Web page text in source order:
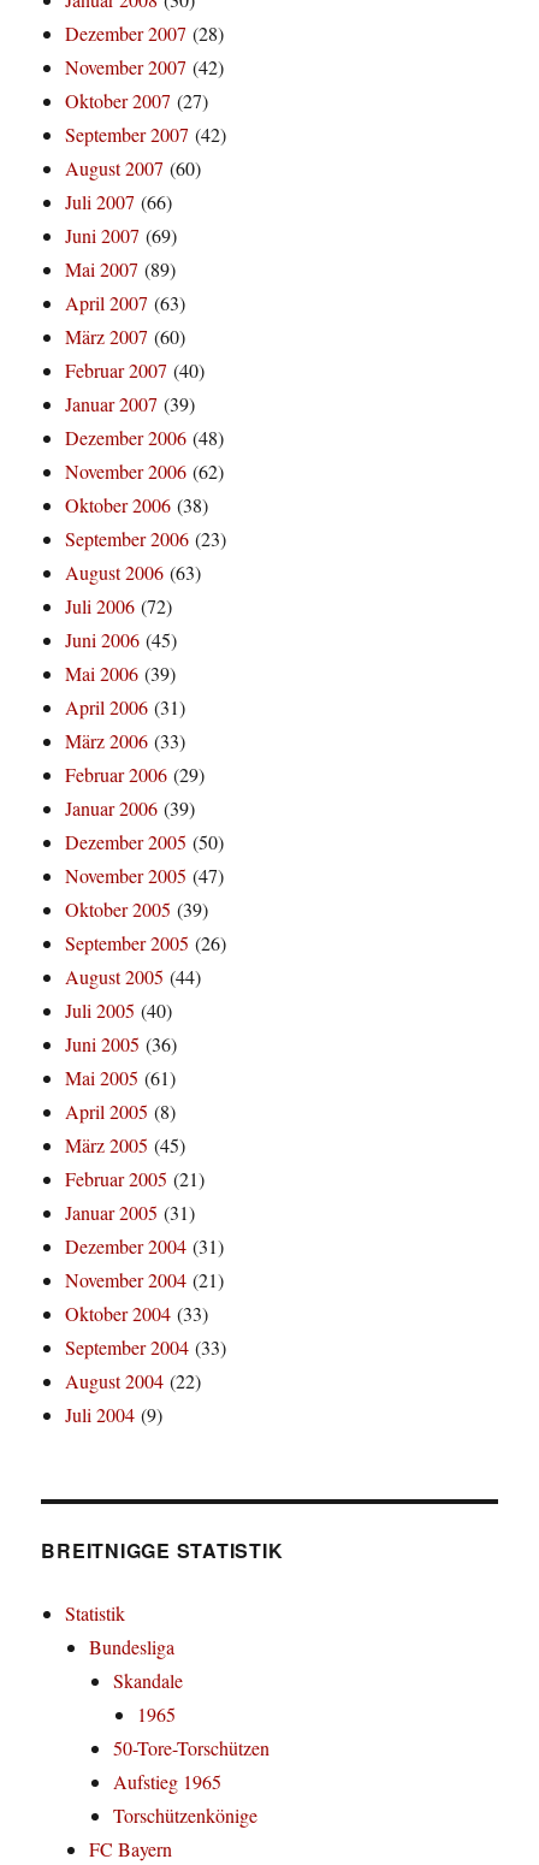
Dezember 2007 (28)
November 2007 (42)
Oktober 2007 (27)
September 2007 (42)
August 2007 (60)
Juli 2007 (66)
Juni 2007 (69)
Mai 2007 (89)
April 2007 (63)
März 2007 (60)
Februar 2007 (40)
Januar 2007 (39)
Dezember 2006 (48)
November 2006 (62)
Oktober 2006 (38)
September 2006 (23)
August 2006 (63)
Juli 2006 (72)
Juni 2006 (45)
Mai 2006 (39)
April 2006 (31)
März 2006 (33)
Februar 2006 (29)
Januar 2006 (39)
Dezember 2005 (50)
November 2005 (47)
Oktober 2005 (39)
September 2005 (26)
August 2005 (44)
Juli 2005 (40)
Juni 2005 (36)
Mai 2005 (61)
April 2005 (8)
März 2005 (45)
Februar 2005 (21)
Januar 2005 (31)
Dezember 2004 (31)
November 2004 (21)
Oktober 2004 (33)
September 2004 (33)
August 2004 (22)
Juli 2004 (9)
BREITNIGGE STATISTIK
Statistik
Bundesliga
Skandale
1965
50-Tore-Torschützen
Aufstieg 1965
Torschützenkönige
FC Bayern